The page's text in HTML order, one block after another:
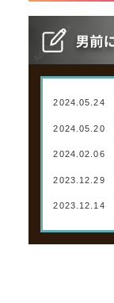
2024.05.24
2024.05.20
2024.02.06
2023.12.29
2023.12.14